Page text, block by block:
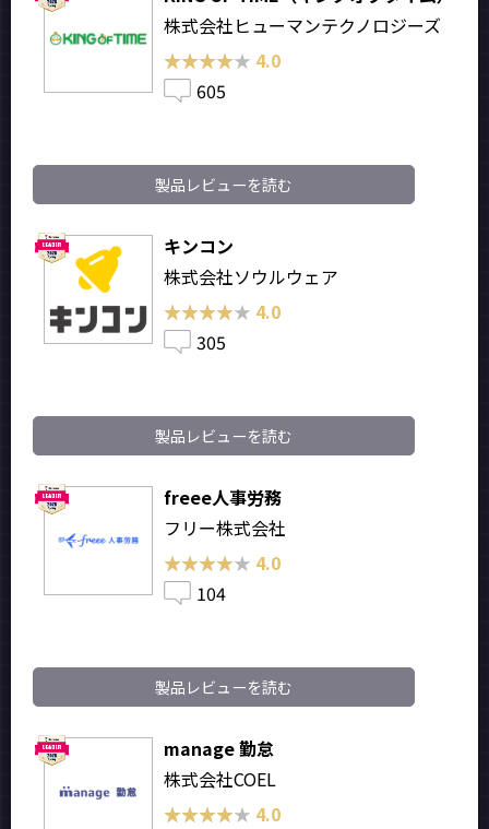
株式会社ヒューマンテクノロジーズ
★★★★★
★★★★★ 4.0
605
製品レビューを読む
キンコン
株式会社ソウルウェア
★★★★★
★★★★★ 4.0
305
製品レビューを読む
freee人事労務
フリー株式会社
★★★★★
★★★★★ 4.0
104
製品レビューを読む
manage 勤怠
株式会社COEL
★★★★★
★★★★★ 4.0